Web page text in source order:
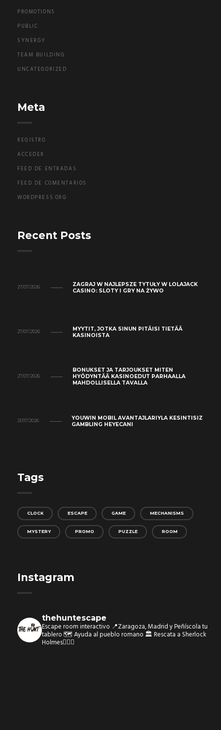
PROMOTIONS
PUBLIC
SYNERGY
TEAM BUILDING
UNCATEGORIZED
Meta
REGISTRO
ACCEDER
FEED DE ENTRADAS
FEED DE COMENTARIOS
WORDPRESS.ORG
Recent Posts
27/07/2026
ZAGRAJ W NAJLEPSZE TYTUŁY W LOLAJACK
CASINO: SLOTY I GRY NA ŻYWO
27/07/2026
MYYTIT, JOTKA SINUN PITÄISI TIETÄÄ
KASINOISTA
27/07/2026
BONUKSET JA TARJOUKSET MITEN
HYÖDYNTÄÄ KASINOEDUT PARHAALLA
MAHDOLLISELLA TAVALLA
21/07/2026
YOUWIN MOBIL AVANTAJLARIYLA KESINTISIZ
GAMBLING HEYECANI
Tags
CLOCK ESCAPE GAME MECHANISMS
MYSTERY PROMO PUZZLE ROOM
Instagram
thehuntescape
Escape room interactivo 📍Zaragoza, Madrid y Peñíscola tu
tablero 🗺Ayuda al pueblo romano 🏛Rescata a Sherlock
Holmes🕵🏻‍♂️